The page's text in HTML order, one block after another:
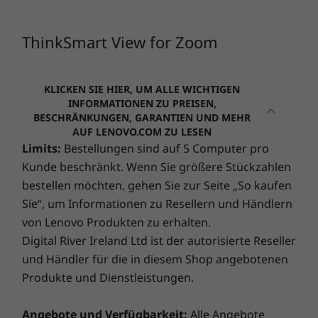
Meetings von zu Hause aus besser
Zusammenarbeit ist mit dem voice-fähigen
ThinkSmart View für Zoom ein Kinderspiel.
Führen Sie Sprach- oder Videoanrufe durch,
beeinträchtigen. Sie können sich in Zoom-
Zertifizierung
Zoom-zertifiziert
Die technischen Daten können je nach Region/Modell variieren.
ThinkSmart View for Zoom
KLICKEN SIE HIER, UM ALLE WICHTIGEN
INFORMATIONEN ZU PREISEN,
BESCHRÄNKUNGEN, GARANTIEN UND MEHR
AUF LENOVO.COM ZU LESEN
Limits: Bestellungen sind auf 5 Computer pro
Kunde beschränkt. Wenn Sie größere Stückzahlen
bestellen möchten, gehen Sie zur Seite „So kaufen
Sie“, um Informationen zu Resellern und Händlern
von Lenovo Produkten zu erhalten.
Digital River Ireland Ltd ist der autorisierte Reseller
und Händler für die in diesem Shop angebotenen
Produkte und Dienstleistungen.
Angebote und Verfügbarkeit: Alle Angebote